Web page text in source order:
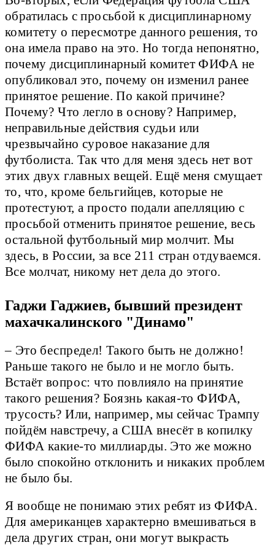
обратилась с просьбой к дисциплинарному
комитету о пересмотре данного решения, то
она имела право на это. Но тогда непонятно,
почему дисциплинарный комитет ФИФА не
опубликовал это, почему он изменил ранее
принятое решение. По какой причине?
Почему? Что легло в основу? Например,
неправильные действия судьи или
чрезвычайно суровое наказание для
футболиста. Так что для меня здесь нет вот
этих двух главных вещей. Ещё меня смущает
то, что, кроме бельгийцев, которые не
протестуют, а просто подали апелляцию с
просьбой отменить принятое решение, весь
остальной футбольный мир молчит. Мы
здесь, в России, за все 211 стран отдуваемся.
Все молчат, никому нет дела до этого.
Гаджи Гаджиев, бывший президент
махачкалинского "Динамо"
– Это беспредел! Такого быть не должно!
Раньше такого не было и не могло быть.
Встаёт вопрос: что повлияло на принятие
такого решения? Боязнь какая-то ФИФА,
трусость? Или, например, мы сейчас Трампу
пойдём навстречу, а США внесёт в копилку
ФИФА какие-то миллиарды. Это же можно
было спокойно отклонить и никаких проблем
не было бы.
Я вообще не понимаю этих ребят из ФИФА.
Для американцев характерно вмешиваться в
дела других стран, они могут выкрасть